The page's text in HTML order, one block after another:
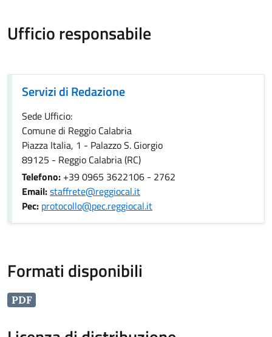
Ufficio responsabile
Servizi di Redazione
Sede Ufficio:
Comune di Reggio Calabria
Piazza Italia, 1 - Palazzo S. Giorgio
89125 - Reggio Calabria (RC)
Telefono: +39 0965 3622106 - 2762
Email:staffrete@reggiocal.it
Pec: protocollo@pec.reggiocal.it
Formati disponibili
PDF